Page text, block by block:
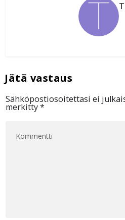
Sähköpostiosoitettasi ei
merkitty*